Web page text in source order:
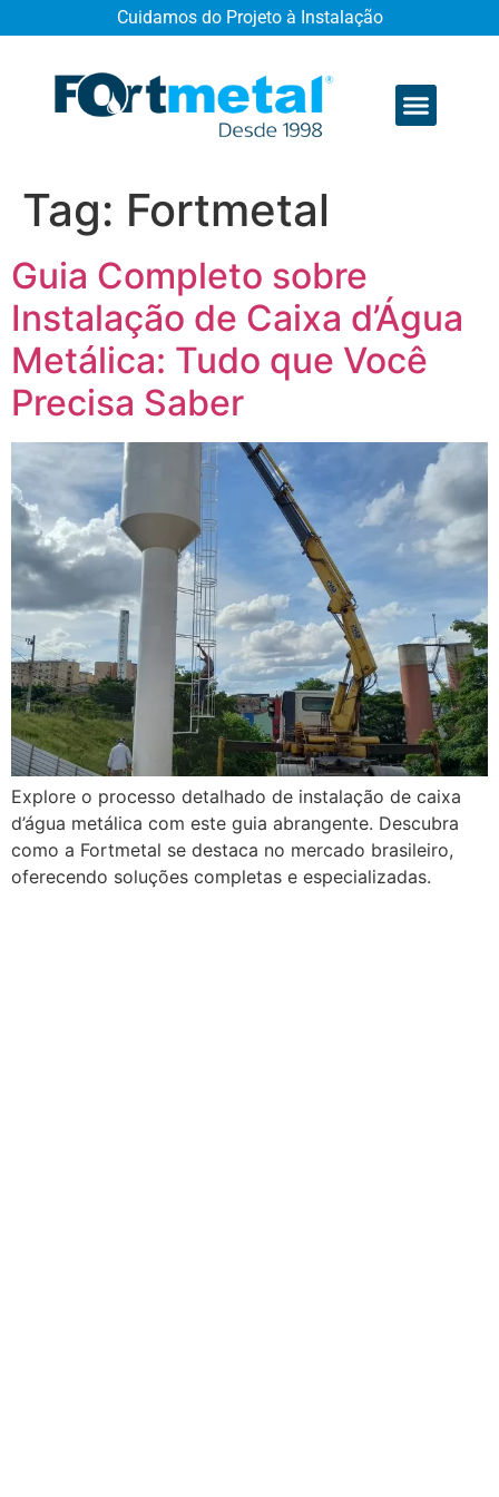
Cuidamos do Projeto à Instalação
Tag: Fortmetal
Guia Completo sobre
Instalação de Caixa d’Água
Metálica: Tudo que Você
Precisa Saber
Explore o processo detalhado de instalação de caixa
d’água metálica com este guia abrangente. Descubra
como a Fortmetal se destaca no mercado brasileiro,
oferecendo soluções completas e especializadas.